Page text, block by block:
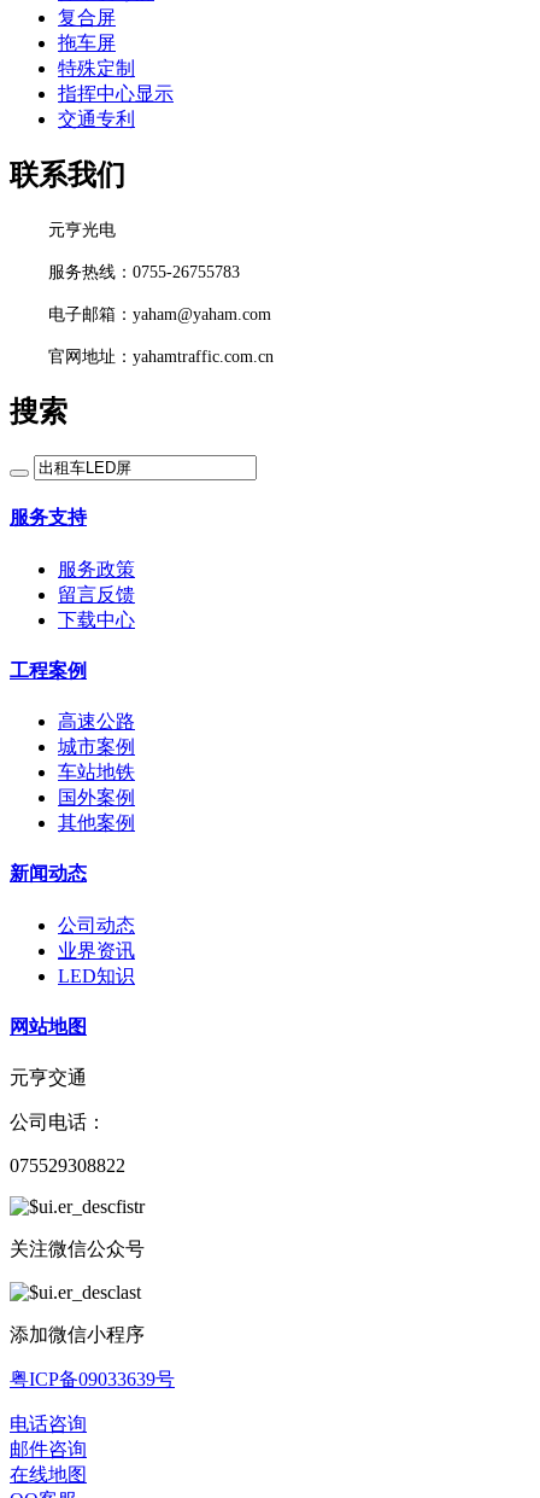
复合屏
拖车屏
特殊定制
指挥中心显示
交通专利
联系我们
元亨光电
服务热线：0755-26755783
电子邮箱：yaham@yaham.com
官网地址：yahamtraffic.com.cn
搜索
服务支持
服务政策
留言反馈
下载中心
工程案例
高速公路
城市案例
车站地铁
国外案例
其他案例
新闻动态
公司动态
业界资讯
LED知识
网站地图
元亨交通
公司电话：
075529308822
关注微信公众号
添加微信小程序
粤ICP备09033639号
电话咨询
邮件咨询
在线地图